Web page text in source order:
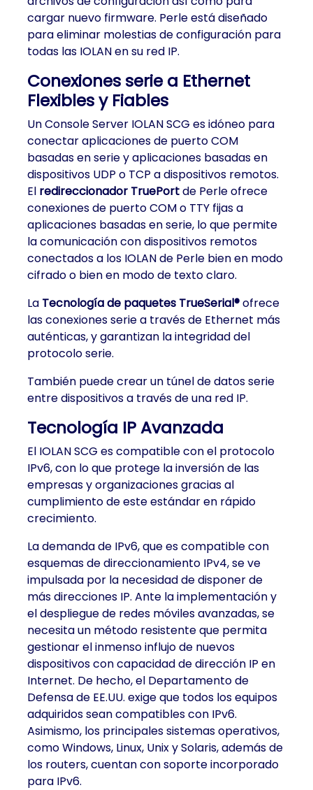
cargar nuevo firmware. Perle está diseñado
para eliminar molestias de configuración para
todas las IOLAN en su red IP.
Conexiones serie a Ethernet
Flexibles y Fiables
Un Console Server IOLAN SCG es idóneo para
conectar aplicaciones de puerto COM
basadas en serie y aplicaciones basadas en
dispositivos UDP o TCP a dispositivos remotos.
El redireccionador TruePortde Perle ofrece
conexiones de puerto COM o TTY fijas a
aplicaciones basadas en serie, lo que permite
la comunicación con dispositivos remotos
conectados a los IOLAN de Perle bien en modo
cifrado o bien en modo de texto claro.
La Tecnología de paquetes TrueSerial®ofrece
las conexiones serie a través de Ethernet más
auténticas, y garantizan la integridad del
protocolo serie.
También puede crear un túnel de datos serie
entre dispositivos a través de una red IP.
Tecnología IP Avanzada
El IOLAN SCG es compatible con el protocolo
IPv6, con lo que protege la inversión de las
empresas y organizaciones gracias al
cumplimiento de este estándar en rápido
crecimiento.
La demanda de IPv6, que es compatible con
esquemas de direccionamiento IPv4, se ve
impulsada por la necesidad de disponer de
más direcciones IP. Ante la implementación y
el despliegue de redes móviles avanzadas, se
necesita un método resistente que permita
gestionar el inmenso influjo de nuevos
dispositivos con capacidad de dirección IP en
Internet. De hecho, el Departamento de
Defensa de EE.UU. exige que todos los equipos
adquiridos sean compatibles con IPv6.
Asimismo, los principales sistemas operativos,
como Windows, Linux, Unix y Solaris, además de
los routers, cuentan con soporte incorporado
para IPv6.